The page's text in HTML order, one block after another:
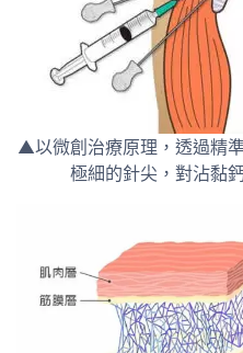
▲以微創治療原理，透過精
極細的針尖，對沾黏